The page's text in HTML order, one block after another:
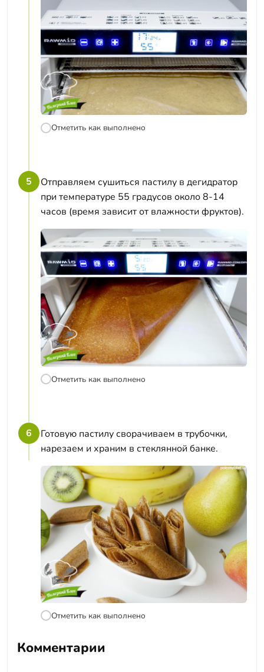
Отметить как выполнено
5
Отправляем сушиться пастилу в дегидратор
при температуре 55 градусов около 8-14
часов (время зависит от влажности фруктов).
Отметить как выполнено
6
Готовую пастилу сворачиваем в трубочки,
нарезаем и храним в стеклянной банке.
Отметить как выполнено
Комментарии